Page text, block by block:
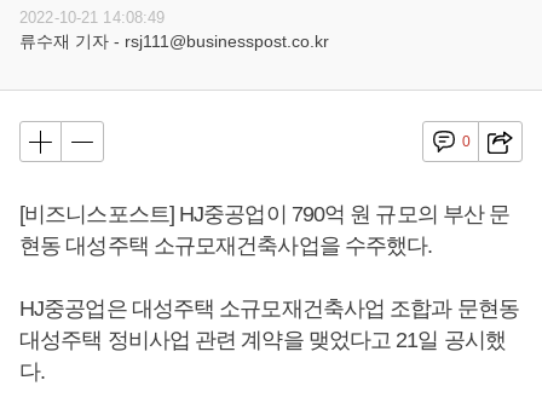
2022-10-21 14:08:49
류수재 기자 - rsj111@businesspost.co.kr
0
[비즈니스포스트] HJ중공업이 790억 원 규모의 부산 문
현동 대성주택 소규모재건축사업을 수주했다.
HJ중공업은 대성주택 소규모재건축사업 조합과 문현동
대성주택 정비사업 관련 계약을 맺었다고 21일 공시했
다.